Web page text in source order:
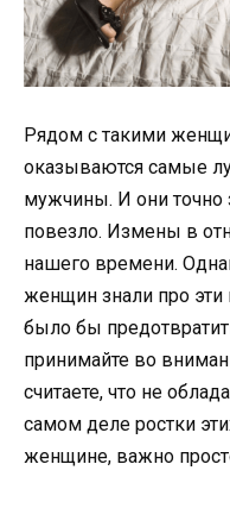
Рядом с такими
оказываются самые
мужчины. И они точно
повезло. Измены в
нашего времени.
женщин знали про
было бы
принимайте во
считаете, что не
самом деле ростки
женщине, важно